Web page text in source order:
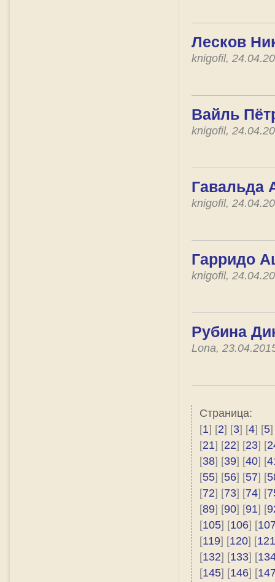
Лесков
knigofil,
Вайль
knigofil,
Гавальда
knigofil,
Гарридо
knigofil,
Рубина
Lona,
Страница:
[1] [2] [3] [4] [5]
[21] [22] [23] [
[38] [39] [40] [
[55] [56] [57] [
[72] [73] [74] [
[89] [90] [91] [
[105] [106] [
[119] [120] [121
[132] [133] [
[145] [146] [